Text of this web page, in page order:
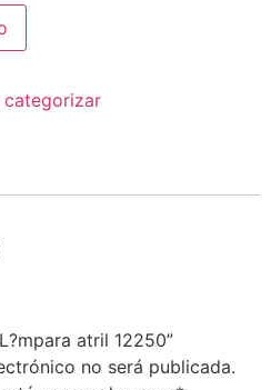
categorizar
atril 12250”
no será publicada.